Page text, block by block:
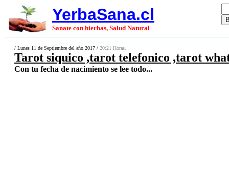
YerbaSana.cl
Sanate con hierbas, Salud Natural
/ Lunes 11 de Septiembre del año 2017 / 20:21 Horas.
Tarot siquico ,tarot telefonico ,tarot
Con tu fecha de nacimiento se lee todo...